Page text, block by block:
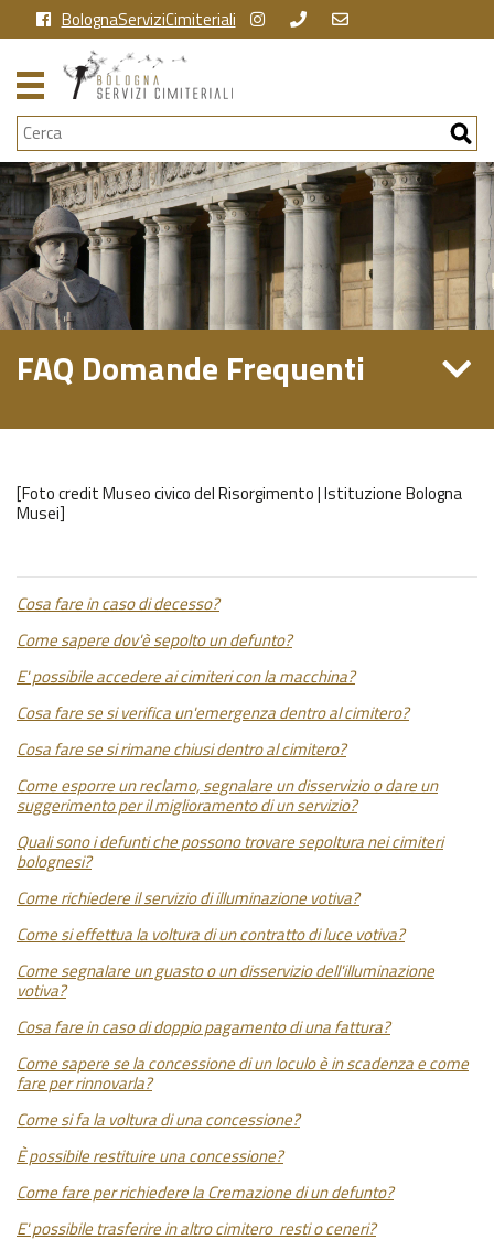
BolognaServiziCimiteriali
Cerca
FAQ Domande Frequenti
[Foto credit Museo civico del Risorgimento | Istituzione Bologna
Musei]
Cosa fare in caso di decesso?
Come sapere dov'è sepolto un defunto?
E' possibile accedere ai cimiteri con la macchina?
Cosa fare se si verifica un'emergenza dentro al cimitero?
Cosa fare se si rimane chiusi dentro al cimitero?
Come esporre un reclamo, segnalare un disservizio o dare un
suggerimento per il miglioramento di un servizio?
Quali sono i defunti che possono trovare sepoltura nei cimiteri
bolognesi?
Come richiedere il servizio di illuminazione votiva?
Come si effettua la voltura di un contratto di luce votiva?
Come segnalare un guasto o un disservizio dell'illuminazione
votiva?
Cosa fare in caso di doppio pagamento di una fattura?
Come sapere se la concessione di un loculo è in scadenza e come
fare per rinnovarla?
Come si fa la voltura di una concessione?
È possibile restituire una concessione?
Come fare per richiedere la Cremazione di un defunto?
E' possibile trasferire in altro cimitero resti o ceneri?